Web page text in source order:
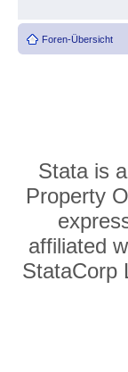
Foren-Übersicht
Stata is
Property
affiliated
StataCorp